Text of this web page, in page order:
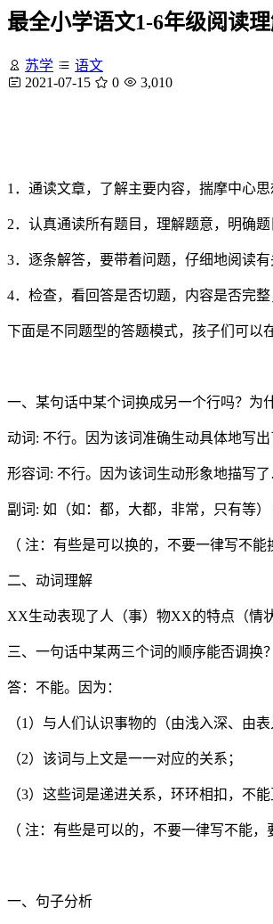
最全小学语文1-6年级阅读
苏学
语文
2021-07-15
0 3,010
1．通读文章，了解主要内容，揣摩中心思
2．认真通读所有题目，理解题意，明确题
3．逐条解答，要带着问题，仔细地阅读
4．检查，看回答是否切题，内容是否完
下面是不同题型的答题模式，孩子们可以
一、某句话中某个词换成另一个行吗？为
动词: 不行。因为该词准确生动具体地写
形容词: 不行。因为该词生动形象地描写
副词: 如（如：都，大都，非常，只有等
（ 注：有些是可以换的，不要一律写不
二、动词理解
XX生动表现了人（事）物XX的特点（
三、一句话中某两三个词的顺序能否调换
答：不能。因为：
（1）与人们认识事物的（由浅入深、由
（2）该词与上文是一一对应的关系；
（3）这些词是递进关系，环环相扣，不能
（ 注：有些是可以的，不要一律写不能
一、句子分析